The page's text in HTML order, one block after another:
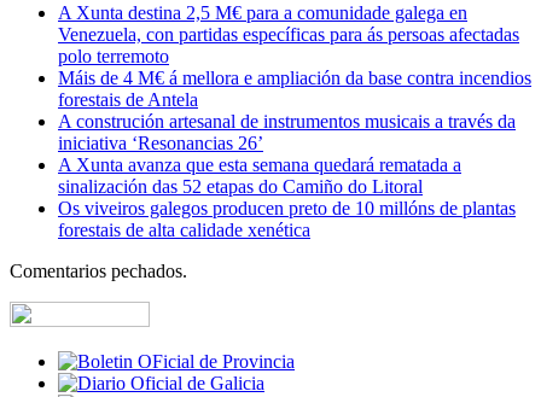
A Xunta destina 2,5 M€ para a comunidade galega en
Venezuela, con partidas específicas para ás persoas afectadas
polo terremoto
Máis de 4 M€ á mellora e ampliación da base contra incendios
forestais de Antela
A construción artesanal de instrumentos musicais a través da
iniciativa ‘Resonancias 26’
A Xunta avanza que esta semana quedará rematada a
sinalización das 52 etapas do Camiño do Litoral
Os viveiros galegos producen preto de 10 millóns de plantas
forestais de alta calidade xenética
Comentarios pechados.